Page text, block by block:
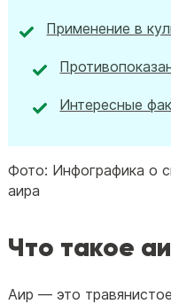
Применение в
Интересные
Фото: Инфографика о
аира
Что такое
Аир — это